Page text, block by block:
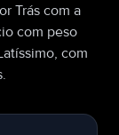
Trás com a
com peso
com